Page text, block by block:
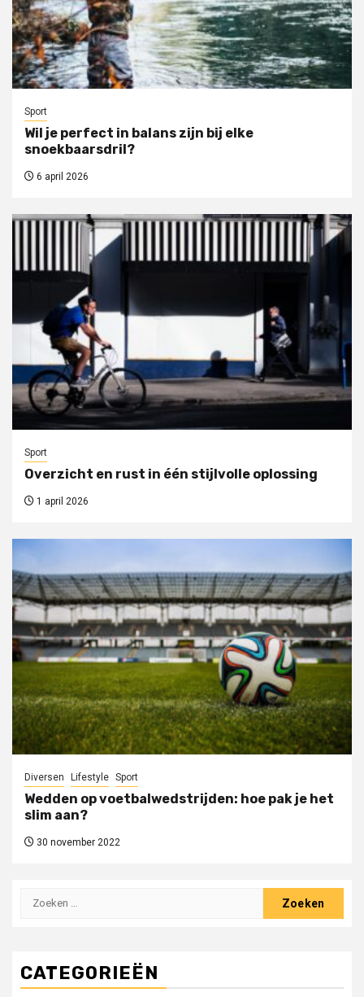
Sport
Wil je perfect in balans zijn bij elke
snoekbaarsdril?
6 april 2026
Sport
Overzicht en rust in één stijlvolle oplossing
1 april 2026
Diversen Lifestyle Sport
Wedden op voetbalwedstrijden: hoe pak je het
slim aan?
30 november 2022
Zoeken
CATEGORIEËN